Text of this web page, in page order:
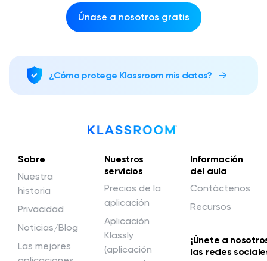
Únase a nosotros gratis
¿Cómo protege Klassroom mis datos?
Sobre
Nuestra
historia
Privacidad
Noticias/Blog
Las mejores
Nuestros
servicios
Precios de la
aplicación
Aplicación
Klassly
(aplicación
Información
del aula
Contáctenos
Recursos
¡Únete a
las redes